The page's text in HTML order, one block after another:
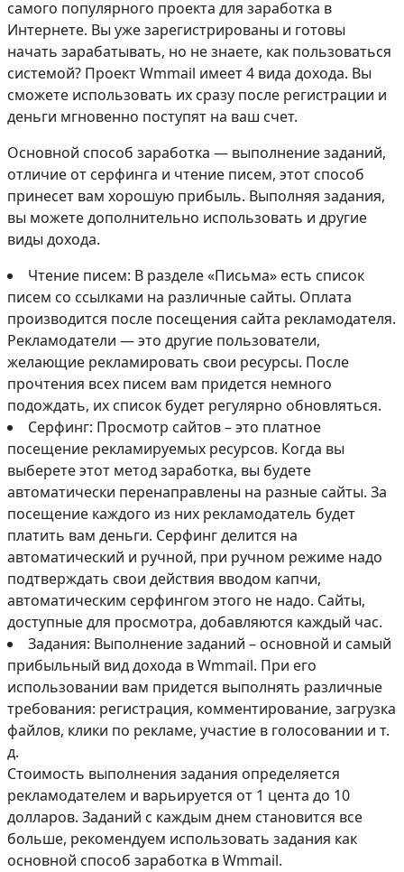
самого популярного проекта для заработка в
Интернете. Вы уже зарегистрированы и готовы
начать зарабатывать, но не знаете, как пользоваться
системой? Проект Wmmail имеет 4 вида дохода. Вы
сможете использовать их сразу после регистрации и
деньги мгновенно поступят на ваш счет.
Основной способ заработка — выполнение заданий,
отличие от серфинга и чтение писем, этот способ
принесет вам хорошую прибыль. Выполняя задания,
вы можете дополнительно использовать и другие
виды дохода.
Чтение писем: В разделе «Письма» есть список
писем со ссылками на различные сайты. Оплата
производится после посещения сайта рекламодателя.
Рекламодатели — это другие пользователи,
желающие рекламировать свои ресурсы. После
прочтения всех писем вам придется немного
подождать, их список будет регулярно обновляться.
Серфинг: Просмотр сайтов – это платное
посещение рекламируемых ресурсов. Когда вы
выберете этот метод заработка, вы будете
автоматически перенаправлены на разные сайты. За
посещение каждого из них рекламодатель будет
платить вам деньги. Серфинг делится на
автоматический и ручной, при ручном режиме надо
подтверждать свои действия вводом капчи,
автоматическим серфингом этого не надо. Сайты,
доступные для просмотра, добавляются каждый час.
Задания: Выполнение заданий – основной и самый
прибыльный вид дохода в Wmmail. При его
использовании вам придется выполнять различные
требования: регистрация, комментирование, загрузка
файлов, клики по рекламе, участие в голосовании и т.
д.
Стоимость выполнения задания определяется
рекламодателем и варьируется от 1 цента до 10
долларов. Заданий с каждым днем становится все
больше, рекомендуем использовать задания как
основной способ заработка в Wmmail.